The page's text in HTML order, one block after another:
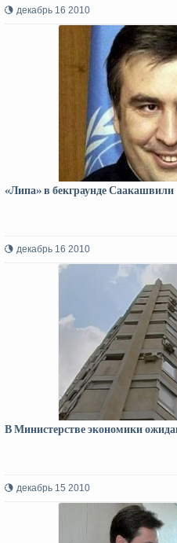
декабрь 16 2010
«Липа» в бекграунде Саакашвили
декабрь 16 2010
В Министерстве экономики
декабрь 15 2010